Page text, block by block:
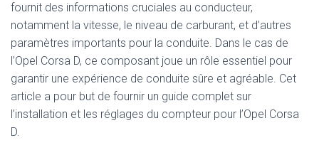
fournit des informations cruciales au conducteur,
notamment la vitesse, le niveau de carburant, et d’autres
paramètres importants pour la conduite. Dans le cas de
l’Opel Corsa D, ce composant joue un rôle essentiel pour
garantir une expérience de conduite sûre et agréable. Cet
article a pour but de fournir un guide complet sur
l’installation et les réglages du compteur pour l’Opel Corsa
D.